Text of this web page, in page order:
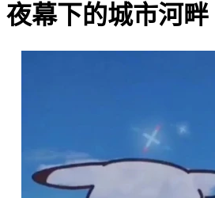
夜幕下的城市河畔